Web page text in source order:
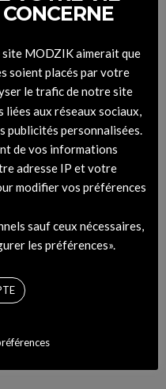
MODZIK aimerait que
soient placés par votre
le trafic de notre site
aux réseaux sociaux,
publicités personnalisées.
de vos informations
adresse IP et votre
modifier vos préférences
sauf ceux nécessaires,
les préférences».